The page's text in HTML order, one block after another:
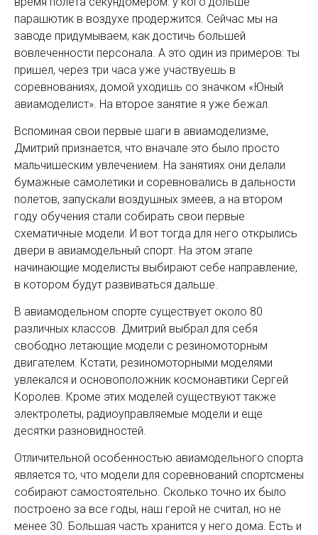
парашютик в воздухе продержится. Сейчас мы на
заводе придумываем, как достичь большей
вовлеченности персонала. А это один из примеров: ты
пришел, через три часа уже участвуешь в
соревнованиях, домой уходишь со значком «Юный
авиамоделист». На второе занятие я уже бежал.
Вспоминая свои первые шаги в авиамоделизме,
Дмитрий признается, что вначале это было просто
мальчишеским увлечением. На занятиях они делали
бумажные самолетики и соревновались в дальности
полетов, запускали воздушных змеев, а на втором
году обучения стали собирать свои первые
схематичные модели. И вот тогда для него открылись
двери в авиамодельный спорт. На этом этапе
начинающие моделисты выбирают себе направление,
в котором будут развиваться дальше.
В авиамодельном спорте существует около 80
различных классов. Дмитрий выбрал для себя
свободно летающие модели с резиномоторным
двигателем. Кстати, резиномоторными моделями
увлекался и основоположник космонавтики Сергей
Королев. Кроме этих моделей существуют также
электролеты, радиоуправляемые модели и еще
десятки разновидностей.
Отличительной особенностью авиамодельного спорта
является то, что модели для соревнований спортсмены
собирают самостоятельно. Сколько точно их было
построено за все годы, наш герой не считал, но не
менее 30. Большая часть хранится у него дома. Есть и